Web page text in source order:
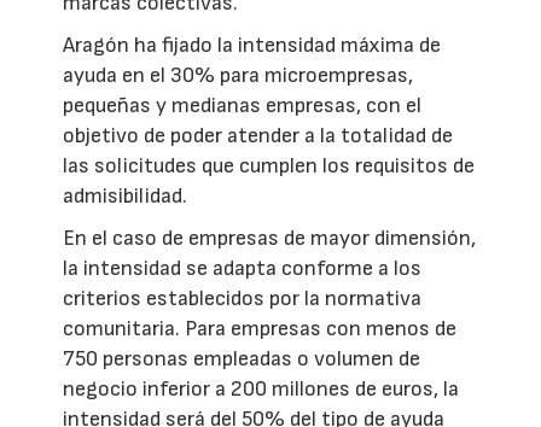
Aragón ha fijado la intensidad máxima de
ayuda en el 30% para microempresas,
pequeñas y medianas empresas, con el
objetivo de poder atender a la totalidad de
las solicitudes que cumplen los requisitos de
admisibilidad.
En el caso de empresas de mayor dimensión,
la intensidad se adapta conforme a los
criterios establecidos por la normativa
comunitaria. Para empresas con menos de
750 personas empleadas o volumen de
negocio inferior a 200 millones de euros, la
intensidad será del 50% del tipo de ayuda